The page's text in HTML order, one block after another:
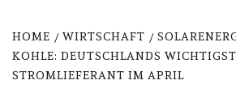
HOME WIRTSCHAFT
KOHLE: DEUTSCHLANDS
STROMLIEFERANT IM APRIL